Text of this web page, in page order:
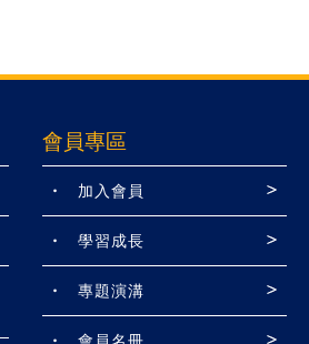
會員專區
加入會員
學習成長
專題演溝